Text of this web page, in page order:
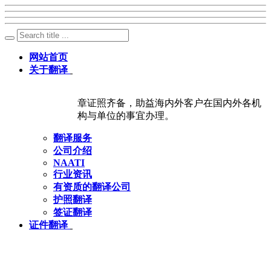
网站首页
关于翻译
章证照齐备，助益海内外客户在国内外各机
构与单位的事宜办理。
翻译服务
公司介绍
NAATI
行业资讯
有资质的翻译公司
护照翻译
签证翻译
证件翻译